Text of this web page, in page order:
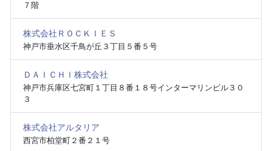
７階
株式会社ＲＯＣＫＩＥＳ
神戸市垂水区千鳥が丘３丁目５番５号
ＤＡＩＣＨＩ株式会社
神戸市兵庫区七宮町１丁目８番１８号インターマリンビル３０
３
株式会社アルタリア
西宮市柏堂町２番２１号